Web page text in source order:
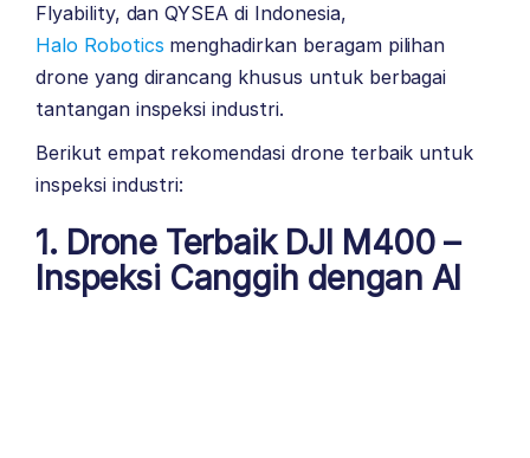
Flyability, dan QYSEA di Indonesia,
Halo Robotics menghadirkan beragam pilihan
drone yang dirancang khusus untuk berbagai
tantangan inspeksi industri.
Berikut empat rekomendasi drone terbaik untuk
inspeksi industri:
1.Drone Terbaik DJI M400–
Inspeksi Canggih dengan AI